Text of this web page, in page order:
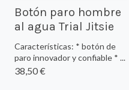
Botón paro hombre
al agua Trial Jitsie
Características: * botón de
paro innovador y confiable * ...
38,50 €